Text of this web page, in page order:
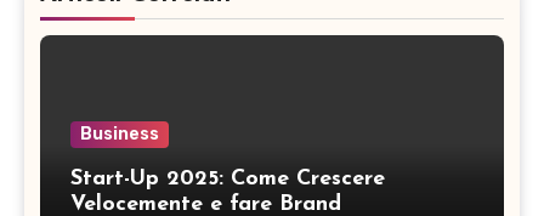
Business
Start-Up 2025: Come Crescere
Velocemente e fare Brand